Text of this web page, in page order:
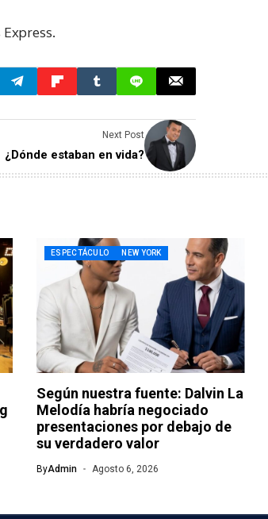
Next Post
¿Dónde estaban en vida?
ESPECTÁCULO NEW YORK
Según nuestra fuente: Dalvin La
Melodía habría negociado
presentaciones por debajo de
su verdadero valor
ByAdmin Agosto 6, 2026